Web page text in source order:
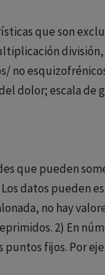
que son
no
dolor; escala de
que pueden
datos pueden
no hay
2) En
fijos. Por